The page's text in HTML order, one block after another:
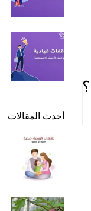
أحدث المقالات